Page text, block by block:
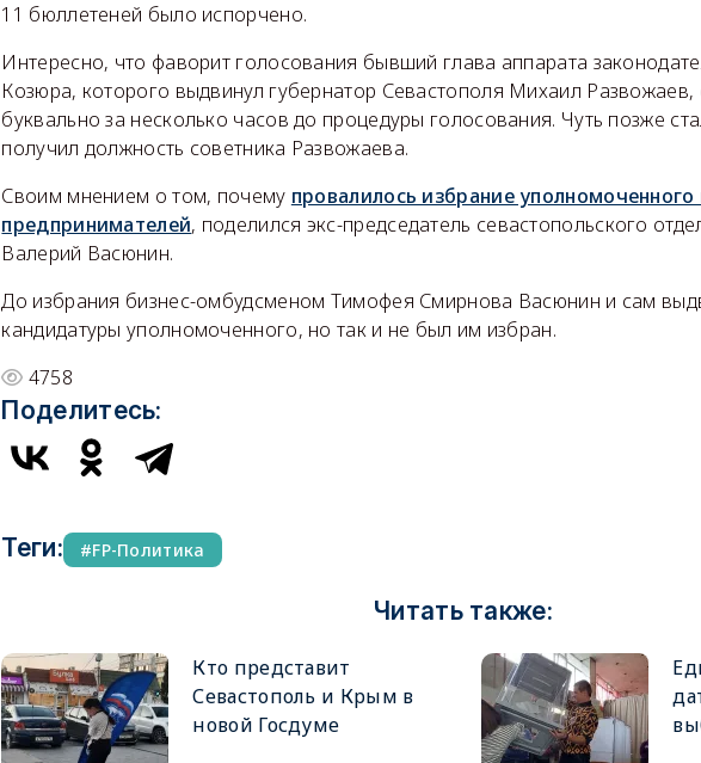
11 бюллетеней было испорчено.
Интересно, что фаворит голосования бывший глава аппарата
Козюра, которого выдвинул губернатор Севастополя Михаил Развожаев,
буквально за несколько часов до процедуры голосования. Чуть позже
получил должность советника Развожаева.
Своим мнением о том, почему провалилось избрание
предпринимателей, поделился экс-председатель севастопольского
Валерий Васюнин.
До избрания бизнес-омбудсменом Тимофея Смирнова Васюнин и сам
кандидатуры уполномоченного, но так и не был им избран.
4758
Поделитесь:
Теги: FP-Политика
Читать также:
Кто представит
Севастополь и Крым в
новой Госдуме